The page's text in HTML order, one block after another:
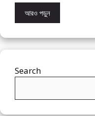
আরও পড়ুন
Search